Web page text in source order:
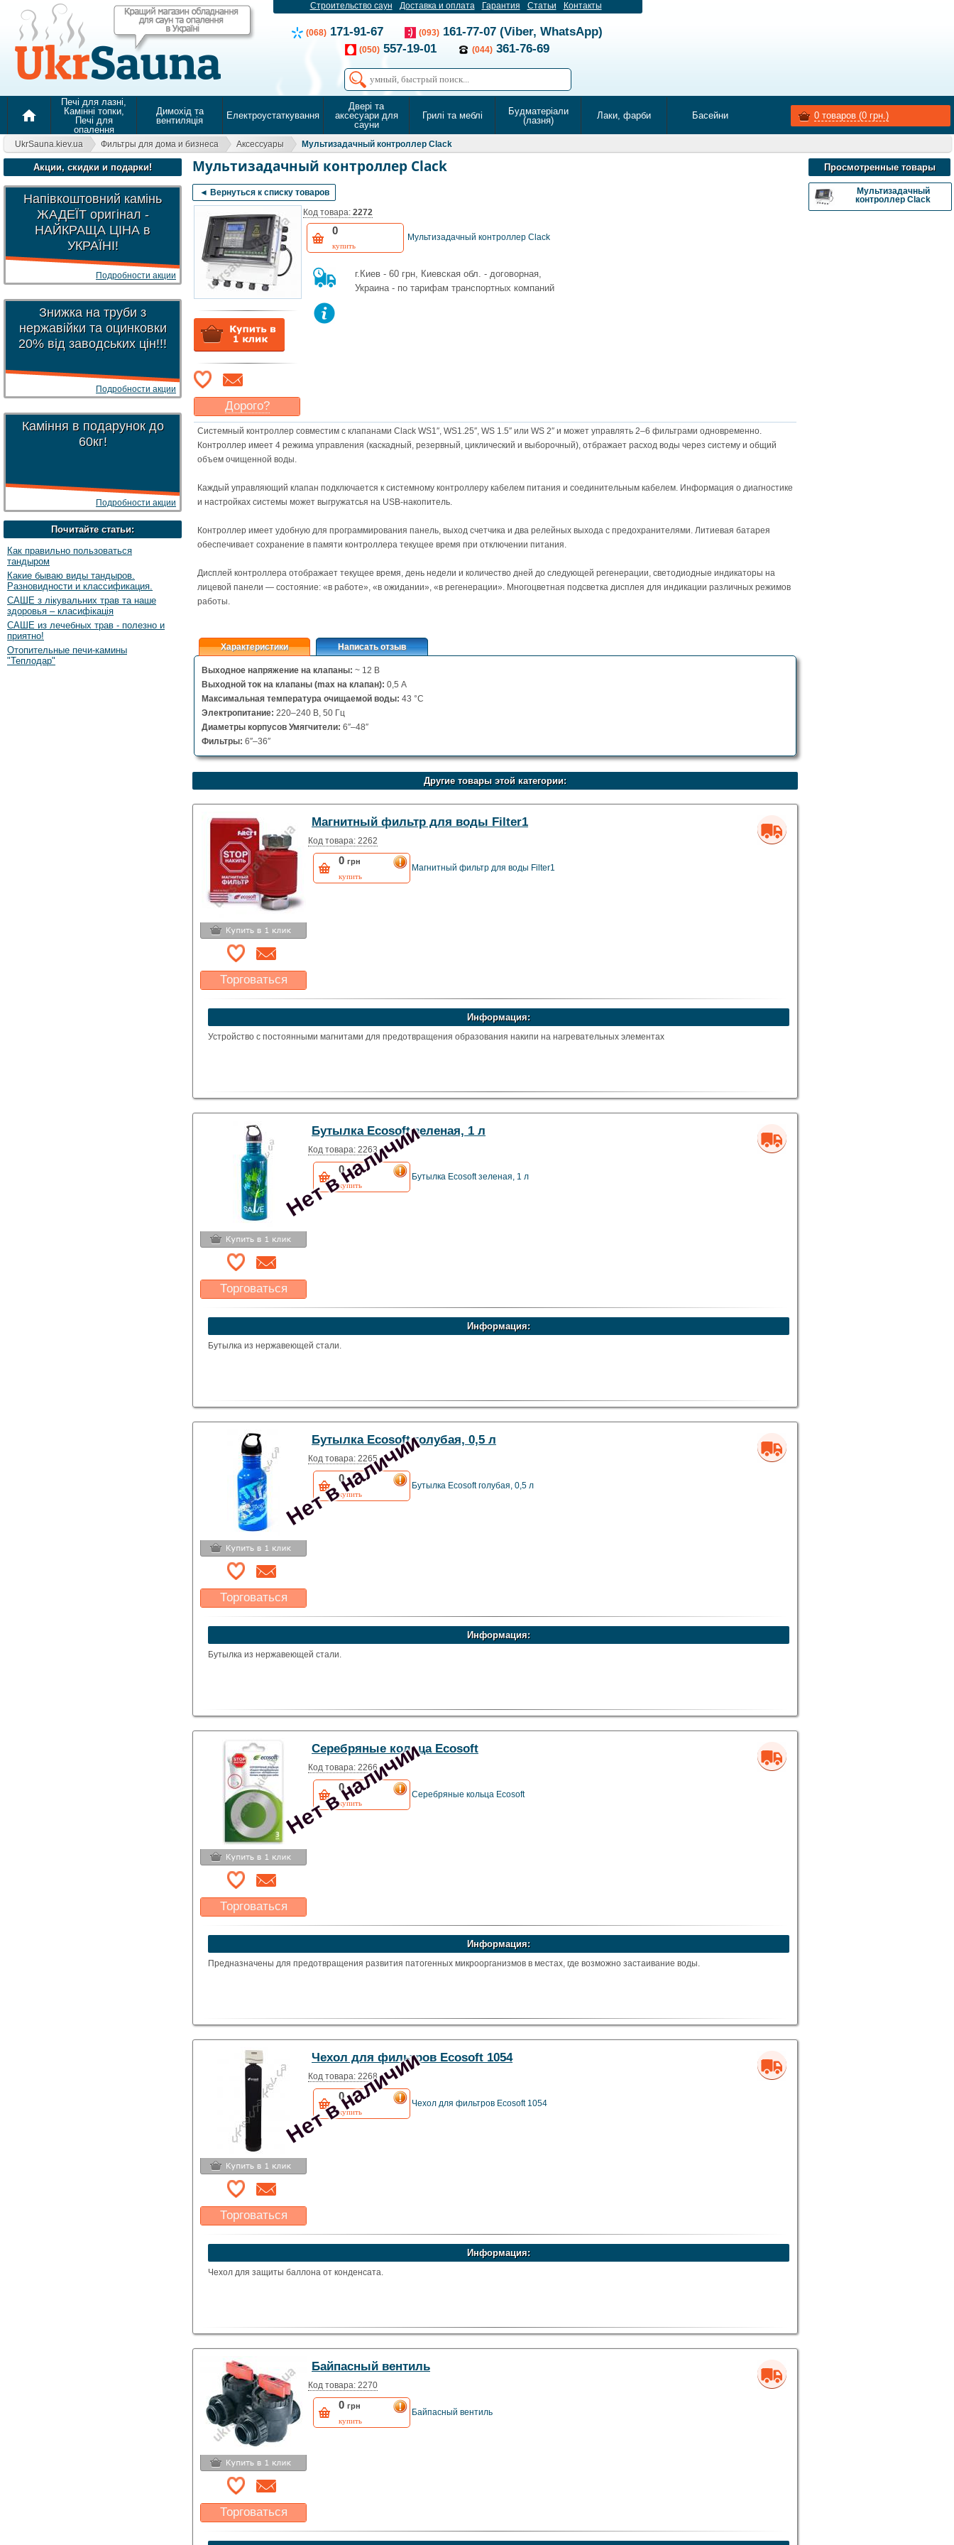
Строительство саун Доставка и оплата Гарантия Статьи Контакты
(068) 171-91-67 (093) 161-77-07 (Viber, WhatsApp)
(050) 557-19-01 (044) 361-76-69
home
Печі для лазні,
Камінні топки,
Печі для
опалення
Димохід та
вентиляція
Електроустаткування
Двері та
аксесуари для
сауни
Грилі та меблі
Будматеріали
(лазня)
Лаки, фарби Басейни 0 товаров (0 грн.)
UkrSauna.kiev.ua Фильтры для дома и бизнеса Аксессуары Мультизадачный контроллер Clack
Акции, скидки и подарки!
Напівкоштовний камінь
ЖАДЕЇТ оригінал -
НАЙКРАЩА ЦІНА в
УКРАЇНІ!
Подробности акции
Знижка на труби з
нержавійки та оцинковки
20% від заводських цін!!!
Подробности акции
Каміння в подарунок до
60кг!
Подробности акции
Почитайте статьи:
Как правильно пользоваться
тандыром
Какие бываю виды тандыров.
Разновидности и классификация.
САШЕ з лікувальних трав та наше
здоровья – класифікація
САШЕ из лечебных трав - полезно и
приятно!
Отопительные печи-камины
"Теплодар"
Мультизадачный контроллер Clack
◄ Вернуться к списку товаров
Дорого?
Какая ценамогла бы
Васустроить?
Указать цену
Код товара: 2272
0
купить
Мультизадачный контроллер Clack
г.Киев - 60 грн, Киевская обл. - договорная,
Украина - по тарифам транспортных компаний
Системный контроллер совместим с клапанами Clack WS1″, WS1.25″, WS 1.5″ или WS 2″ и может управлять 2–6 фильтрами одновременно.
Контроллер имеет 4 режима управления (каскадный, резервный, циклический и выборочный), отбражает расход воды через систему и общий
объем очищенной воды.
Каждый управляющий клапан подключается к системному контроллеру кабелем питания и соединительным кабелем. Информация о диагностике
и настройках системы может выгружатсья на USB-накопитель.
Контроллер имеет удобную для программирования панель, выход счетчика и два релейных выхода с предохранителями. Литиевая батарея
обеспечивает сохранение в памяти контроллера текущее время при отключении питания.
Дисплей контроллера отображает текущее время, день недели и количество дней до следующей регенерации, светодиодные индикаторы на
лицевой панели — состояние: «в работе», «в ожидании», «в регенерации». Многоцветная подсветка дисплея для индикации различных режимов
работы.
Характеристики Написать отзыв
Выходное напряжение на клапаны: ~ 12 В
Выходной ток на клапаны (max на клапан): 0,5 А
Максимальная температура очищаемой воды: 43 °С
Электропитание: 220–240 В, 50 Гц
Диаметры корпусов Умягчители: 6″–48″
Фильтры: 6″–36″
Другие товары этой категории:
Торговаться
Какая цена Вас
устроит?
Указать цену
Магнитный фильтр для воды Filter1
Код товара: 2262
0 грн
купить
Магнитный фильтр для воды Filter1
Информация:
Устройство с постоянными магнитами для предотвращения образования накипи на нагревательных элементах
Нет в наличии
Торговаться
Какая цена Вас
устроит?
Бутылка Ecosoft зеленая, 1 л
Код товара: 2263
0грн
купить
Бутылка Ecosoft зеленая, 1 л
Информация:
Бутылка из нержавеющей стали.
Нет в наличии
Торговаться
Какая цена Вас
устроит?
Бутылка Ecosoft голубая, 0,5 л
Код товара: 2265
0грн
купить
Бутылка Ecosoft голубая, 0,5 л
Информация:
Бутылка из нержавеющей стали.
Нет в наличии
Торговаться
Какая цена Вас
устроит?
Серебряные кольца Ecosoft
Код товара: 2266
0грн
купить
Серебряные кольца Ecosoft
Информация:
Предназначены для предотвращения развития патогенных микроорганизмов в местах, где возможно застаивание воды.
Нет в наличии
Торговаться
Какая цена Вас
устроит?
Чехол для фильтров Ecosoft 1054
Код товара: 2268
0грн
купить
Чехол для фильтров Ecosoft 1054
Информация:
Чехол для защиты баллона от конденсата.
Торговаться
Какая цена Вас
Байпасный вентиль
Код товара: 2270
0 грн
купить
Байпасный вентиль
Просмотренные товары
Мультизадачный
контроллер Clack